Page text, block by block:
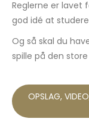
Reglerne er lavet
god idé at
Og så skal du
spille på den
OPSLAG,